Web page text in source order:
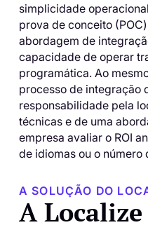
simplicidade
prova de conceito
abordagem de
capacidade de operar
programática. Ao
processo de integração
responsabilidade pela
técnicas e de uma
empresa avaliar o ROI
de idiomas ou o número
A SOLUÇÃO DO
A